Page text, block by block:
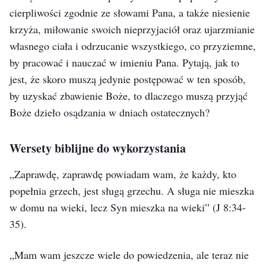
to dzieło nie zostało jeszcze zakończone. Człowiek
jedynie został zbawiony i zostały mu wybaczone grzechy
dzięki jego wierze, ale grzeszna natura człowieka nie
została usunięta i wciąż w nim tkwi. Grzechy człowieka
zostały wybaczone poprzez działanie wcielonego Boga,
ale nie oznacza to, że człowiek nie miał już w sobie
złożeniu ofiary za grzechy, ale człowiek nie był w stanie
grzeszyć i jak jego grzeszna natura może zostać
całkowicie usunięta i przekształcona. Grzechy człowieka
zostały wybaczone, a stało się tak dzięki dziełu
swoim dawnym, zepsutym szatańskim usposobieniem. I
(Tajemnica Wcielenia (4), w: Słowo, t. 1, Pojawienie się Boga i
Ciało człowieka jest od szatana, pełno w nim
jest także czymś nieczystym. Ludzie zanadto pożądają
rozkoszy ciała i zbyt wiele jest przejawów cielesności.
Dlatego właśnie Bóg do pewnego stopnia gardzi ludzkim
pochodzące od szatana, zyskują Boże zbawienie. Jeśli
cierpliwości zgodnie ze słowami Pana, a także niesienie
krzyża, miłowanie swoich nieprzyjaciół oraz ujarzmianie
własnego ciała i odrzucanie wszystkiego, co przyziemne,
by pracować i nauczać w imieniu Pana. Pytają, jak to
jest, że skoro muszą jedynie postępować w ten sposób,
by uzyskać zbawienie Boże, to dlaczego muszą przyjąć
Boże dzieło osądzania w dniach ostatecznych?
Wersety biblijne do wykorzystania
„Zaprawdę, zaprawdę powiadam wam, że każdy, kto
popełnia grzech, jest sługą grzechu. A sługa nie mieszka
w domu na wieki, lecz Syn mieszka na wieki” (J 8:34-
35).
„Mam wam jeszcze wiele do powiedzenia, ale teraz nie